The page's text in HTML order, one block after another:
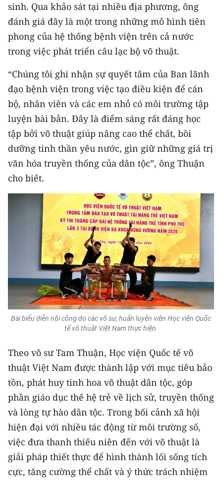
sinh. Qua khảo sát tại nhiều địa phương, ông
đánh giá đây là một trong những mô hình tiên
phong của hệ thống bệnh viện trên cả nước
trong việc phát triển câu lạc bộ võ thuật.
“Chúng tôi ghi nhận sự quyết tâm của Ban lãnh
đạo bệnh viện trong việc tạo điều kiện để cán
bộ, nhân viên và các em nhỏ có môi trường tập
luyện bài bản. Đây là điểm sáng rất đáng học
tập bởi võ thuật giúp nâng cao thể chất, bồi
dưỡng tinh thần yêu nước, gìn giữ những giá trị
văn hóa truyền thống của dân tộc”, ông Thuận
cho biết.
Bài biểu diễn nội công do các võ sư, huấn luyện viên Học viện Quốc
tế võ thuật Việt Nam thực hiện.
Theo võ sư Tam Thuận, Học viện Quốc tế võ
thuật Việt Nam được thành lập với mục tiêu bảo
tồn, phát huy tinh hoa võ thuật dân tộc, góp
phần giáo dục thế hệ trẻ về lịch sử, truyền thống
và lòng tự hào dân tộc. Trong bối cảnh xã hội
hiện đại với nhiều tác động từ môi trường số,
việc đưa thanh thiếu niên đến với võ thuật là
giải pháp thiết thực để hình thành lối sống tích
cực, tăng cường thể chất và ý thức trách nhiệm